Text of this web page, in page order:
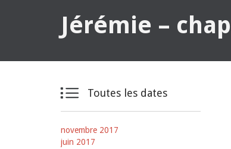
Jérémie –
 Toutes les dates
novembre 2017
juin 2017